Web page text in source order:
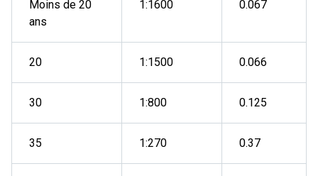
Moins de 20
ans
1:1600 0.067
20 1:1500 0.066
30 1:800 0.125
35 1:270 0.37